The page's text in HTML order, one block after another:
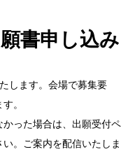
書申し込み
します。会場で募集要
。
った場合は、出願受付ペ
。ご案内を配信いたしま